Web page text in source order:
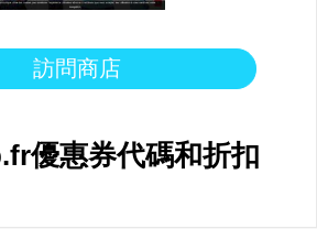
訪問商店
優惠券代碼和折扣